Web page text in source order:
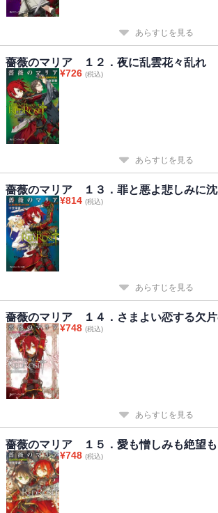
あらすじを見る
薔薇のマリア １２．夜に乱雲花々乱れ
¥726 (税込)
あらすじを見る
薔薇のマリア １３．罪と悪よ悲しみに
¥814 (税込)
あらすじを見る
薔薇のマリア １４．さまよい恋する欠
¥748 (税込)
あらすじを見る
薔薇のマリア １５．愛も憎しみも絶望も
¥748 (税込)